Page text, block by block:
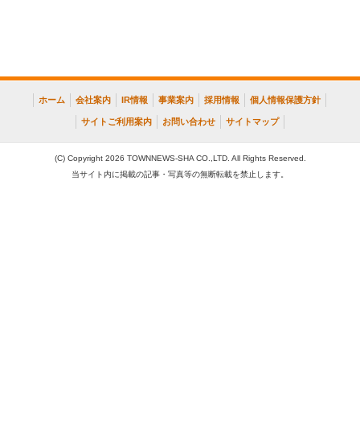
ホーム 会社案内 IR情報 事業案内 採用情報 個人情報保護方針
サイトご利用案内 お問い合わせ サイトマップ
(C) Copyright 2026 TOWNNEWS-SHA CO.,LTD. All Rights Reserved.
当サイト内に掲載の記事・写真等の無断転載を禁止します。